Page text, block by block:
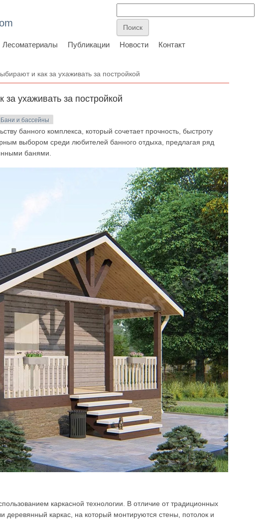
Лесоматериалы Публикации Новости Контакт
и как за ухаживать за постройкой
ухаживать за постройкой
Бани и бассейны
банного комплекса, который сочетает прочность, быстроту
выбором среди любителей банного отдыха, предлагая ряд
банями.
каркасной технологии. В отличие от традиционных
деревянный каркас, на который монтируются стены, потолок и